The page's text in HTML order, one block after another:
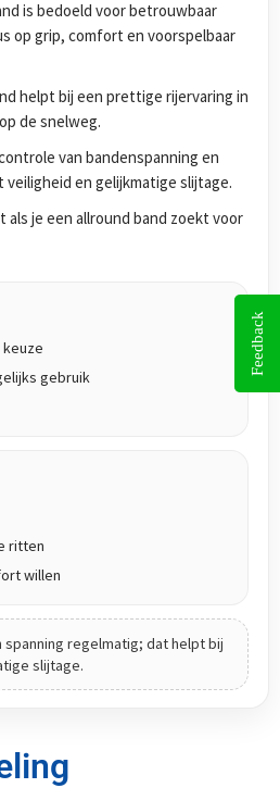
is bedoeld voor betrouwbaar
op grip, comfort en voorspelbaar
helpt bij een prettige rijervaring in
de snelweg.
van bandenspanning en
en gelijkmatige slijtage.
als je een allround band zoekt voor
gebruik
ritten
willen
regelmatig; dat helpt bij
slijtage.
Feedback